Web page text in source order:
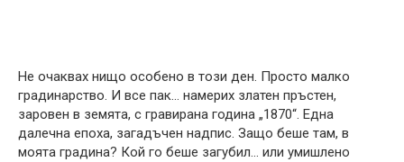
Не очаквах нищо особено в този ден. Просто малко
градинарство. И все пак… намерих златен пръстен,
заровен в земята, с гравирана година „1870“. Една
далечна епоха, загадъчен надпис. Защо беше там, в
моята градина? Кой го беше загубил… или умишлено